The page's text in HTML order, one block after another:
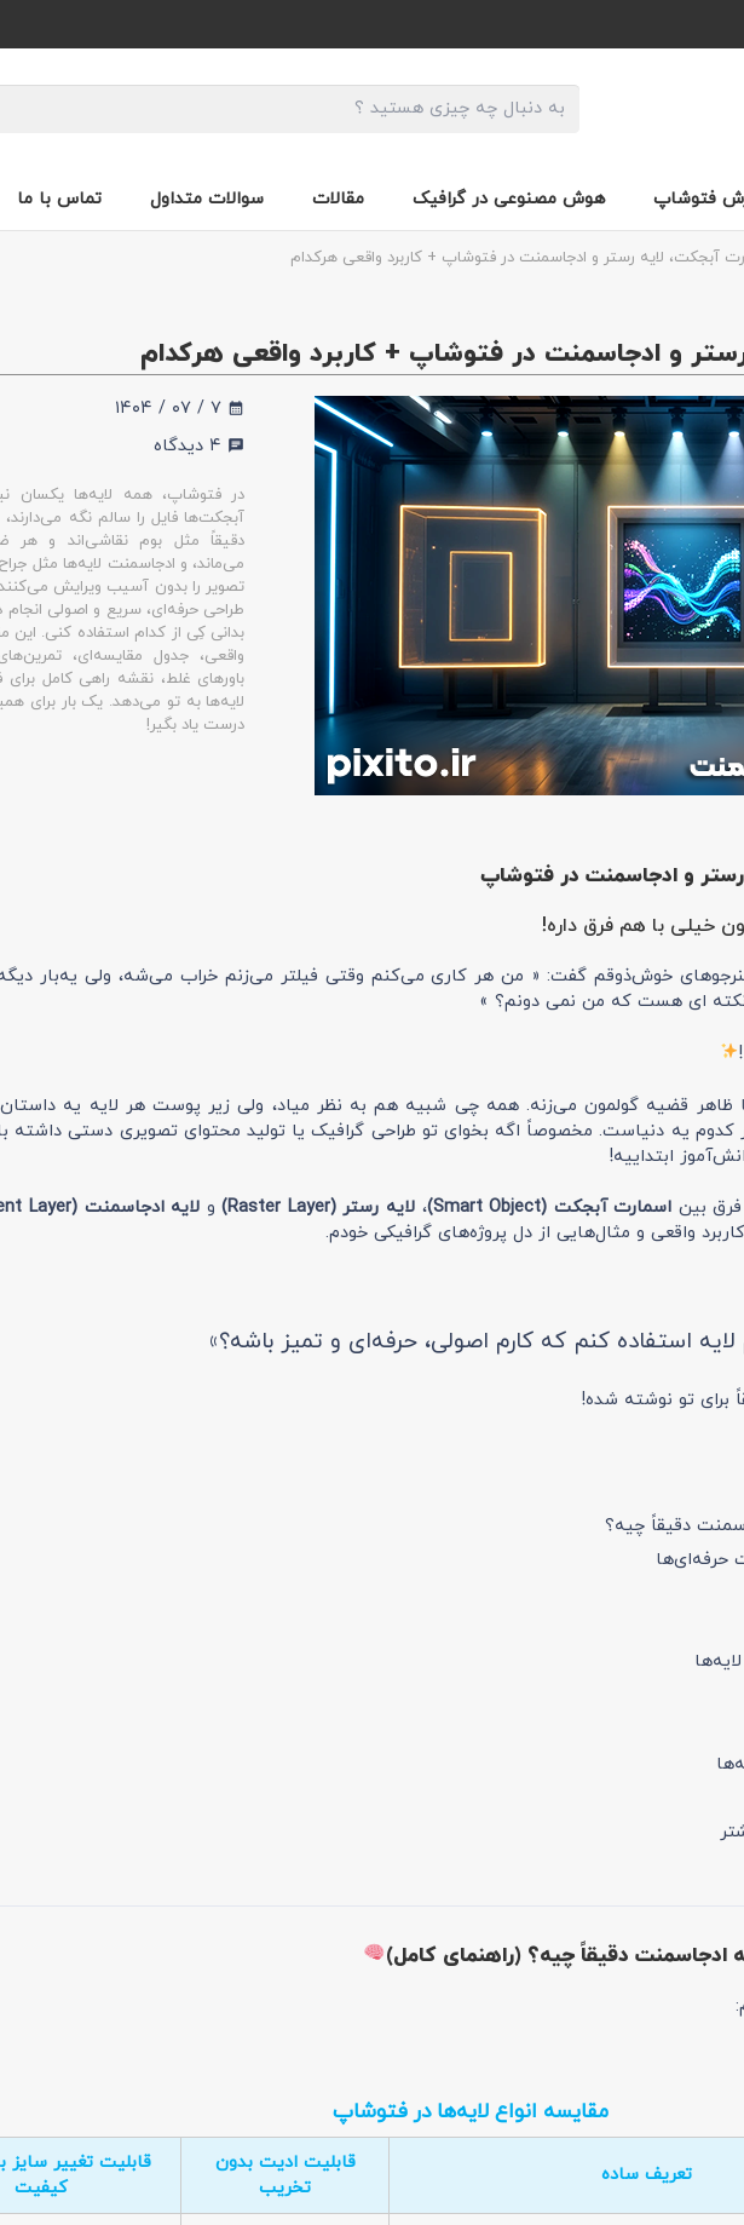
فتوشاپ هوش مصنوعی در گرافیک مقالات سوالات متداول تماس با ما
آبجکت، لایه رستر و ادجاسمنت در فتوشاپ + کاربرد واقعی هرکدام
و ادجاسمنت در فتوشاپ + کاربرد واقعی هرکدام
calendar_month ۷ / ۰۷ / ۱۴۰۴
chat ۴ دیدگاه
در فتوشاپ، همه لایه‌ها یکسان
آبجکت‌ها فایل را سالم نگه
دقیقاً مثل بوم نقاشی‌اند و هر
می‌ماند، و ادجاسمنت لایه‌ها مثل
تصویر را بدون آسیب ویرایش
طراحی حرفه‌ای، سریع و اصولی انجام
بدانی کِی از کدام استفاده کنی. این
واقعی، جدول مقایسه‌ای،
باورهای غلط، نقشه راهی کامل
لایه‌ها به تو می‌دهد. یک بار برای
درست یاد بگیر!
و ادجاسمنت در فتوشاپ
خیلی با هم فرق داره!
خوش‌ذوقم گفت: « من هر کاری می‌کنم وقتی فیلتر می‌زنم خراب می‌شه، ولی یه‌بار
نکته ای هست که من نمی دونم؟ »
ظاهر قضیه گولمون می‌زنه. همه چی شبیه هم به نظر میاد، ولی زیر پوست هر لایه یه داستان
کدوم یه دنیاست. مخصوصاً اگه بخوای تو طراحی گرافیک یا تولید محتوای تصویری دستی داشته
ابتداییه!
فرق بین اسمارت آبجکت (Smart Object) ، لایه رستر (Raster Layer) و لایه ادجاسمنت (Adjustment Layer)
واقعی و مثال‌هایی از دل پروژه‌های گرافیکی خودم.
استفاده کنم که کارم اصولی، حرفه‌ای و تمیز باشه؟»
برای تو نوشته شده!
دقیقاً چیه؟
حرفه‌ای‌ها
مقایسه انواع لایه‌ها در فتوشاپ
تعریف ساده
قابلیت ادیت بدون
تخریب
قابلیت تغییر
کیفیت